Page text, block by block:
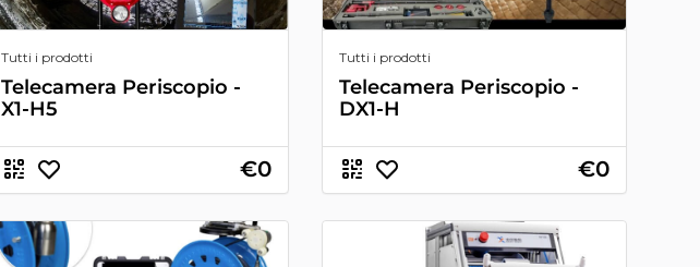
Tutti i prodotti
Telecamera Periscopio -
X1-H5
€0
Tutti i prodotti
Telecamera Periscopio -
DX1-H
€0